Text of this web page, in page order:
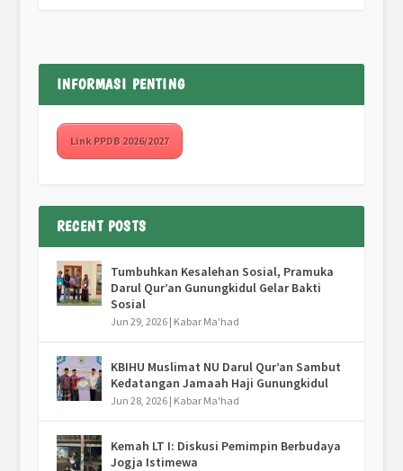
INFORMASI PENTING
Link PPDB 2026/2027
RECENT POSTS
Tumbuhkan Kesalehan Sosial, Pramuka
Darul Qur’an Gunungkidul Gelar Bakti
Sosial
Jun 29, 2026| Kabar Ma'had
KBIHU Muslimat NU Darul Qur’an Sambut
Kedatangan Jamaah Haji Gunungkidul
Jun 28, 2026| Kabar Ma'had
Kemah LT I: Diskusi Pemimpin Berbudaya
Jogja Istimewa